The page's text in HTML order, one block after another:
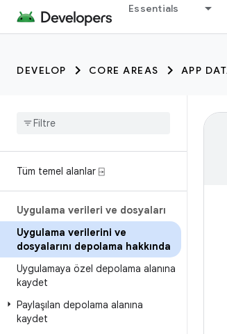
Essentials
DEVELOP CORE AREAS APP
Tüm temel alanlar ⍈
Uygulama verileri ve dosyaları
Uygulama verilerini ve
dosyalarını depolama hakkında
Uygulamaya özel depolama alanına
kaydet
Paylaşılan depolama alanına
kaydet